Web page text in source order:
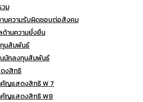
ม
านความรับผิดชอบต่อสังคม
ด้านความยั่งยืน
นสัมพันธ์
นักลงทุนสัมพันธ์
งสิทธิ
คัญแสดงสิทธิ W 7
คัญแสดงสิทธิ W8